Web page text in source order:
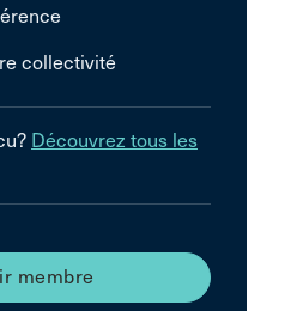
collectivité
Découvrez tous les
membre